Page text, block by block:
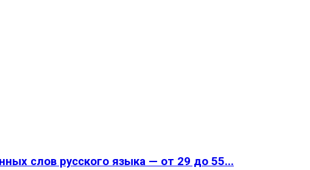
слов русского языка — от 29 до 55...